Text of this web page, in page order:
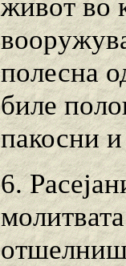
живот во
полесна
биле
пакосни
6.